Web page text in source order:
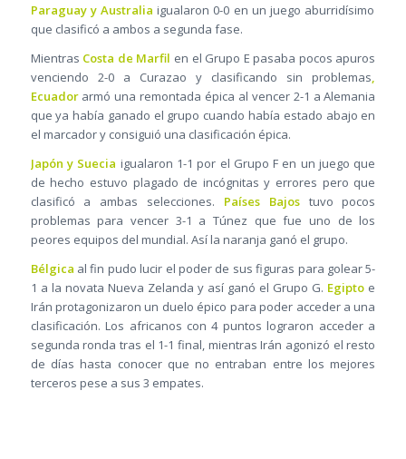
Paraguay y Australia igualaron 0-0 en un juego aburridísimo
que clasificó a ambos a segunda fase.
Mientras Costa de Marfil en el Grupo E pasaba pocos apuros
venciendo 2-0 a Curazao y clasificando sin problemas,
Ecuadorarmó una remontada épica al vencer 2-1 a Alemania
que ya había ganado el grupo cuando había estado abajo en
el marcador y consiguió una clasificación épica.
Japón y Suecia igualaron 1-1 por el Grupo F en un juego que
de hecho estuvo plagado de incógnitas y errores pero que
clasificó a ambas selecciones. Países Bajostuvo pocos
problemas para vencer 3-1 a Túnez que fue uno de los
peores equipos del mundial. Así la naranja ganó el grupo.
Bélgica al fin pudo lucir el poder de sus figuras para golear 5-
1 a la novata Nueva Zelanda y así ganó el Grupo G. Egipto e
Irán protagonizaron un duelo épico para poder acceder a una
clasificación. Los africanos con 4 puntos lograron acceder a
segunda ronda tras el 1-1 final, mientras Irán agonizó el resto
de días hasta conocer que no entraban entre los mejores
terceros pese a sus 3 empates.